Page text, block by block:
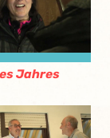
Jahres